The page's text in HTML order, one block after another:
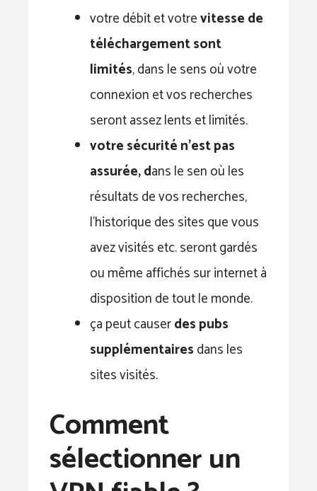
votre débit et votrevitesse de
téléchargement sont
limités, dans le sens où votre
connexion et vos recherches
seront assez lents et limités.
votre sécurité n’est pas
assurée, dans le sen où les
résultats de vos recherches,
l’historique des sites que vous
avez visités etc. seront gardés
ou même affichés sur internet à
disposition de tout le monde.
ça peut causerdes pubs
supplémentairesdans les
sites visités.
Comment
sélectionner un